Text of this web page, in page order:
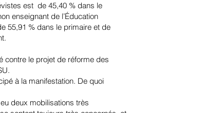
est de 45,40 % dans le
enseignant de l’Éducation
55,91 % dans le primaire et de
contre le projet de réforme des
à la manifestation. De quoi
deux mobilisations très